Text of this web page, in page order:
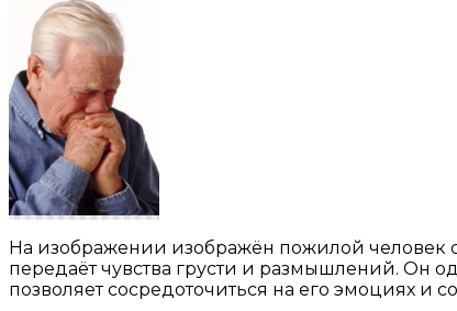
На изображении изображён пожилой человек
передаёт чувства грусти и размышлений. Он
позволяет сосредоточиться на его эмоциях и